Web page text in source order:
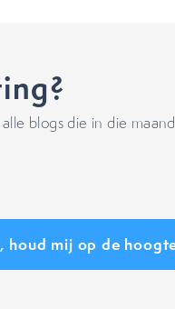
blogs die in die maand